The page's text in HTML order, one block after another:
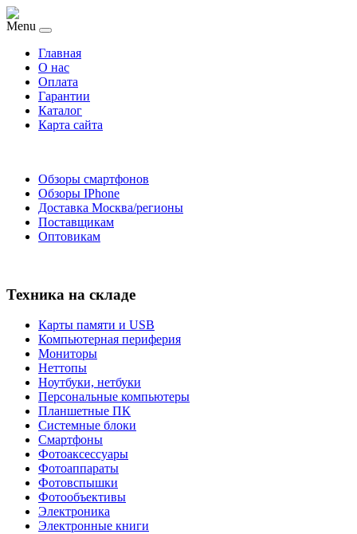
Menu
Главная
O нас
Оплата
Гарантии
Каталог
Карта сайта
Обзоры смартфонов
Обзоры IPhone
Доставка Москва/регионы
Поставщикам
Оптовикам
Техника на складе
Карты памяти и USB
Компьютерная периферия
Мониторы
Неттопы
Ноутбуки, нетбуки
Персональные компьютеры
Планшетные ПК
Системные блоки
Смартфоны
Фотоаксессуары
Фотоаппараты
Фотовспышки
Фотообъективы
Электроника
Электронные книги